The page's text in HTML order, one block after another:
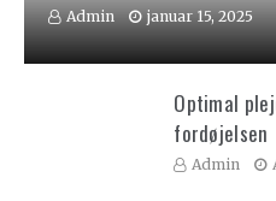
Admin januar 15, 2025
Optimal
fordøjelsen
Admin